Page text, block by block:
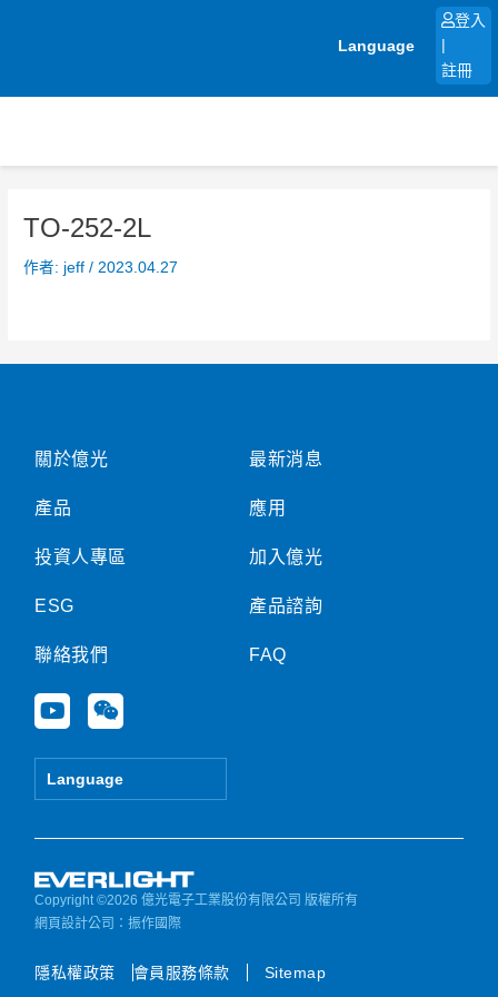
Language
登入
註冊
TO-252-2L
作者: jeff/ 2023.04.27
關於億光
產品
投資人專區
ESG
聯絡我們
Y
o
u
e
W
e
i
Language
最新消息
應用
加入億光
產品諮詢
FAQ
Copyright ©2026 億光電子工業股份有限公司 版權所有
網頁設計公司 ：振作國際
隱私權政策 會員服務條款 Sitemap